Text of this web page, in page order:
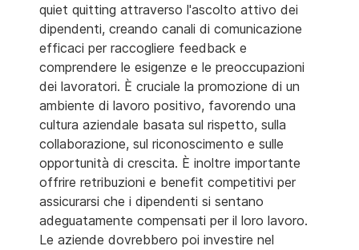
quiet quitting attraverso l'ascolto attivo dei
dipendenti, creando canali di comunicazione
efficaci per raccogliere feedback e
comprendere le esigenze e le preoccupazioni
dei lavoratori. È cruciale la promozione di un
ambiente di lavoro positivo, favorendo una
cultura aziendale basata sul rispetto, sulla
collaborazione, sul riconoscimento e sulle
opportunità di crescita. È inoltre importante
offrire retribuzioni e benefit competitivi per
assicurarsi che i dipendenti si sentano
adeguatamente compensati per il loro lavoro.
Le aziende dovrebbero poi investire nel